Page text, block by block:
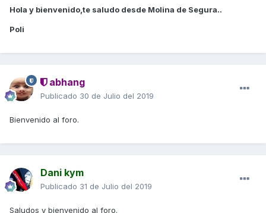
Hola y bienvenido,te saludo desde Molina de Segura..
Poli
abhang
Publicado 30 de Julio del 2019
Bienvenido al foro.
Dani kym
Publicado 31 de Julio del 2019
Saludos y bienvenido al foro.